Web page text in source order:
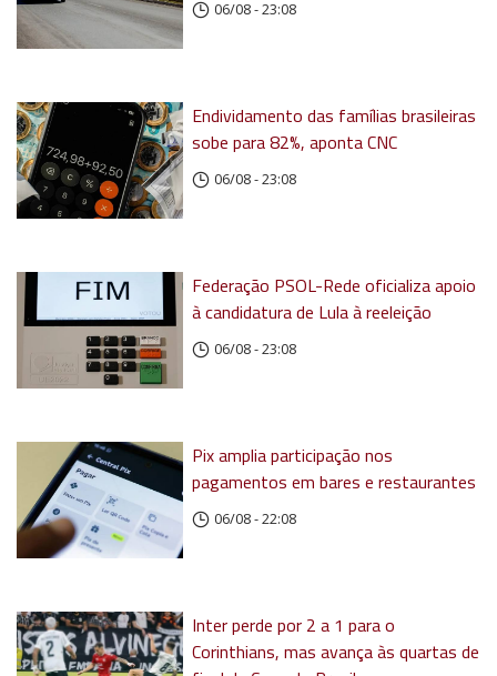
06/08 - 23:08
Endividamento das famílias brasileiras
sobe para 82%, aponta CNC
06/08 - 23:08
Federação PSOL-Rede oficializa apoio
à candidatura de Lula à reeleição
06/08 - 23:08
Pix amplia participação nos
pagamentos em bares e restaurantes
06/08 - 22:08
Inter perde por 2 a 1 para o
Corinthians, mas avança às quartas de